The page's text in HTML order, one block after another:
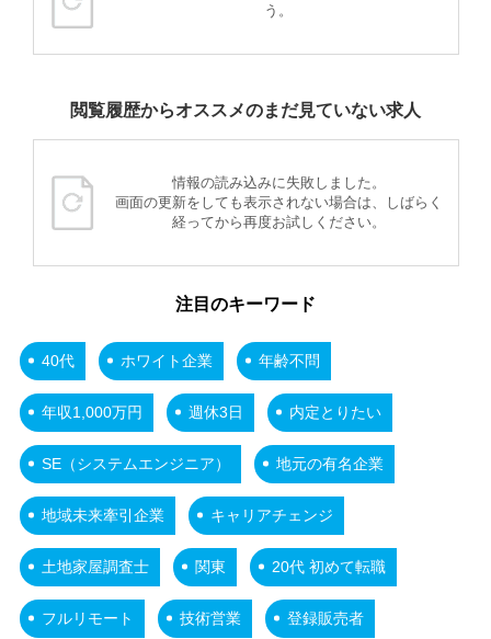
う。
閲覧履歴からオススメのまだ見ていない求人
情報の読み込みに失敗しました。
画面の更新をしても表示されない場合は、しばらく
経ってから再度お試しください。
注目のキーワード
40代 ホワイト企業 年齢不問
年収1,000万円 週休3日 内定とりたい
SE（システムエンジニア） 地元の有名企業
地域未来牽引企業 キャリアチェンジ
土地家屋調査士 関東 20代 初めて転職
フルリモート 技術営業 登録販売者